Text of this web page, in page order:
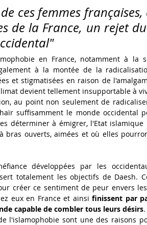
ces femmes françaises,
de la France, un rejet
en France, notamment à la
à la montée de la
et stigmatisées en raison de
devient tellement insupportable à
au point non seulement de
suffisamment le monde occidental
déterminer à émigrer, l'Etat
ouverts, aimées et où elles
développées par les
totalement les objectifs de Daesh.
créer ce sentiment de peur envers
eux en France et ainsi finissent par
capable de combler tous leurs désirs.
l'islamophobie sont une des raisons